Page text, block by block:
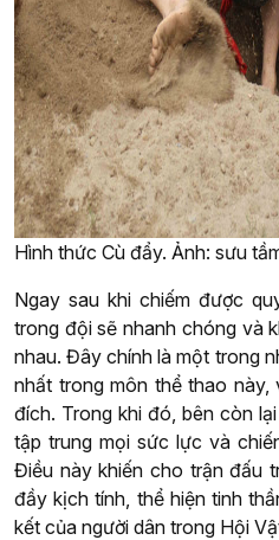
Hình thức Cù đẩy. Ảnh: sưu
Ngay sau khi chiếm được
trong đội sẽ nhanh chóng và
nhau. Đây chính là một trong
nhất trong môn thể thao
đích. Trong khi đó, bên còn
tập trung mọi sức lực và
Điều này khiến cho trận đấu
đầy kịch tính, thể hiện tinh
kết của người dân trong Hội